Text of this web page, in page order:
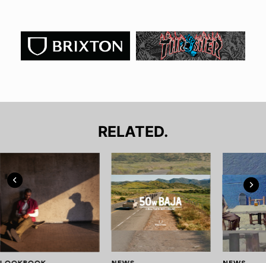
RELATED.